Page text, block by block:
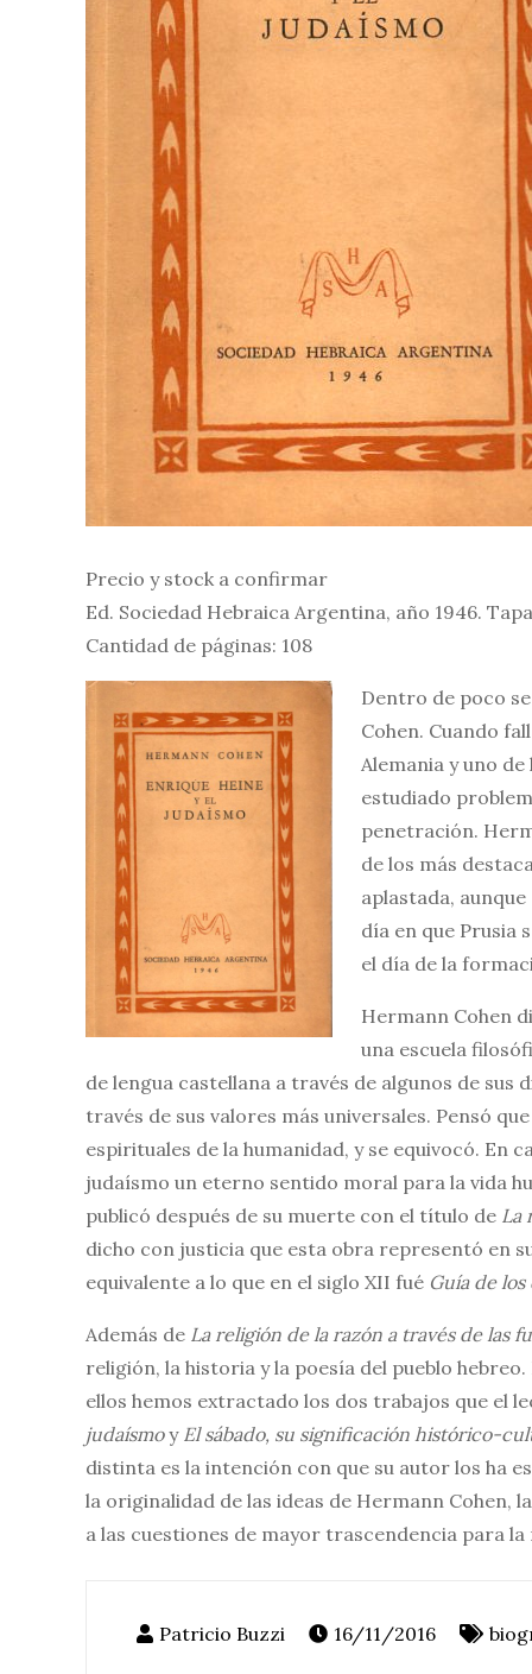
Precio y stock a confirmar
Ed. Sociedad Hebraica Argentina, año 1946.
Cantidad de páginas: 108
Dentro de poco
Cohen. Cuando
Alemania y uno
estudiado
penetración.
de los más
aplastada,
día en que Prusia
el día de la
Hermann Cohen
una escuela
de lengua castellana a través de algunos de sus
través de sus valores más universales. Pensó
espirituales de la humanidad, y se equivocó. En
judaísmo un eterno sentido moral para la vida
publicó después de su muerte con el título de La
dicho con justicia que esta obra representó en
equivalente a lo que en el siglo XII fué Guía de
Además de La religión de la razón a través de las
religión, la historia y la poesía del pueblo
ellos hemos extractado los dos trabajos que el
judaísmoy El sábado, su significación histórico-
distinta es la intención con que su autor los ha
la originalidad de las ideas de Hermann Cohen,
a las cuestiones de mayor trascendencia para
16/11/2016